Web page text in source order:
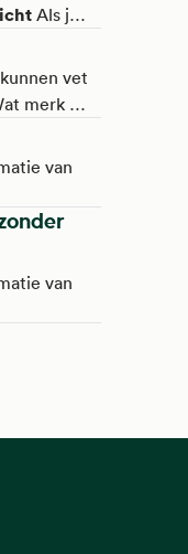
Als je
je
vet
merk je
kledingvan
van